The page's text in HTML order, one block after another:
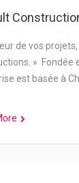
de vos
» Fondée
est basée à